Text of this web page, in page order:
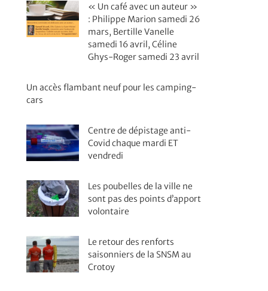
« Un café avec un auteur »
: Philippe Marion samedi 26
mars, Bertille Vanelle
samedi 16 avril, Céline
Ghys-Roger samedi 23 avril
Un accès flambant neuf pour les camping-
cars
Centre de dépistage anti-
Covid chaque mardi ET
vendredi
Les poubelles de la ville ne
sont pas des points d’apport
volontaire
Le retour des renforts
saisonniers de la SNSM au
Crotoy